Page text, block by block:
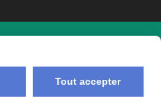
Tout accepter